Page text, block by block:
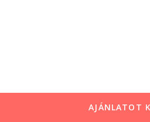
AJÁNLATOT